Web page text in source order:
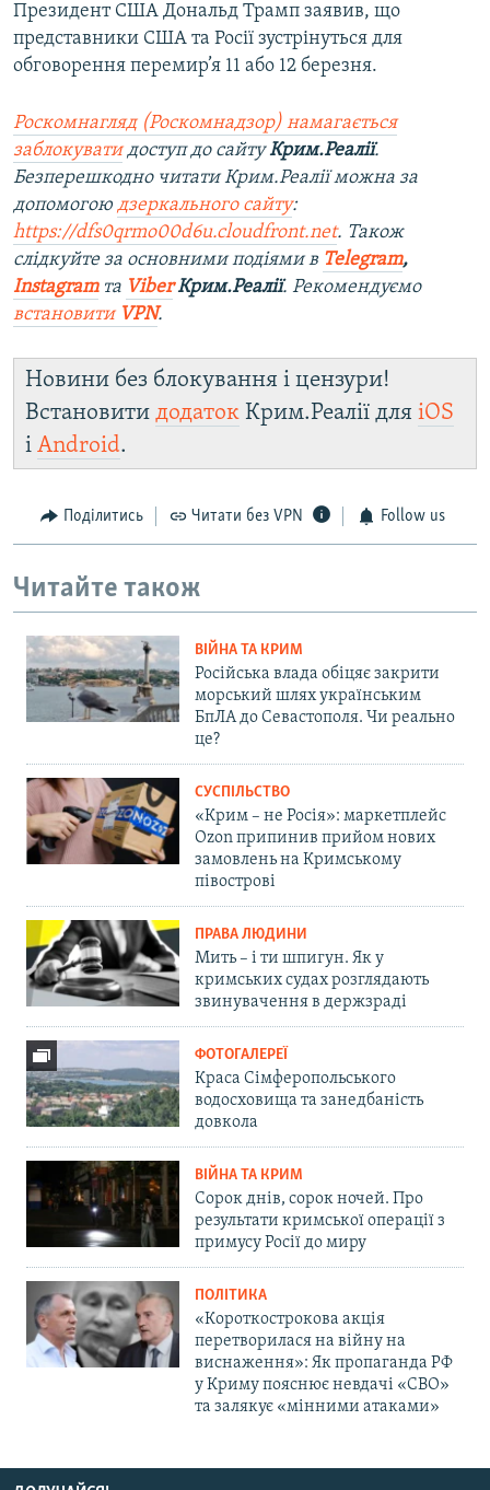
Президент США Дональд Трамп заявив, що
представники США та Росії зустрінуться для
обговорення перемир’я 11 або 12 березня.
Роскомнагляд (Роскомнадзор) намагається
заблокуватидоступ до сайтуКрим.Реалії.
Безперешкодно читати Крим.Реалії можна за
допомогою дзеркального сайту:
https://dfs0qrmo00d6u.cloudfront.net. Також
слідкуйте за основними подіями в Telegram,
Instagramта ViberКрим.Реалії. Рекомендуємо
встановити VPN.
Новини без блокування і цензури!
Встановити додаток Крим.Реалії для iOS
і Android.
Поділитись Читати без VPN Follow us
Читайте також
ВІЙНА ТА КРИМ
Російська влада обіцяє закрити
морський шлях українським
БпЛА до Севастополя. Чи реально
це?
СУСПІЛЬСТВО
«Крим – не Росія»: маркетплейс
Ozon припинив прийом нових
замовлень на Кримському
півострові
ПРАВА ЛЮДИНИ
Мить – і ти шпигун. Як у
кримських судах розглядають
звинувачення в держзраді
ФОТОГАЛЕРЕЇ
Краса Сімферопольського
водосховища та занедбаність
довкола
ВІЙНА ТА КРИМ
Сорок днів, сорок ночей. Про
результати кримської операції з
примусу Росії до миру
ПОЛІТИКА
«Короткострокова акція
перетворилася на війну на
виснаження»: Як пропаганда РФ
у Криму пояснює невдачі «СВО»
та залякує «мінними атаками»